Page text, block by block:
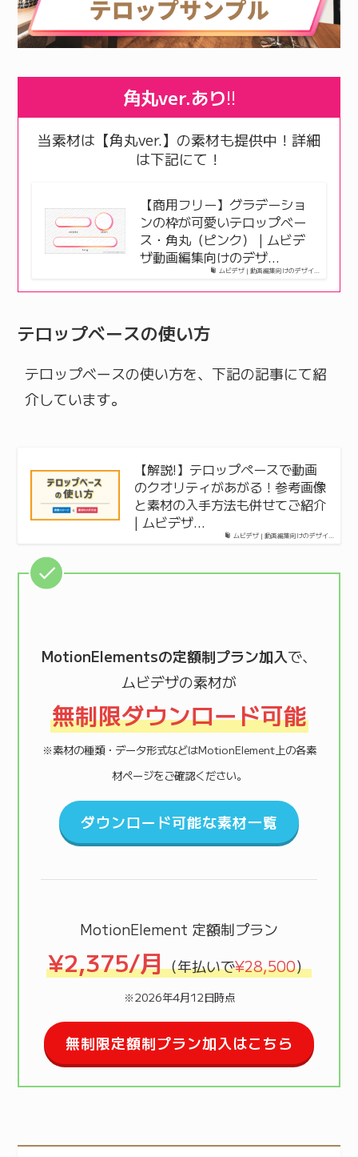
角丸ver.あり!!
当素材は【角丸ver.】の素材も提供中！詳細
は下記にて！
ムビデザ | 動画編集向けのデザイ…
【商用フリー】グラデーショ
ンの枠が可愛いテロップベー
ス・角丸（ピンク） | ムビデ
ザ動画編集向けのデザ…
テロップベースの使い方
テロップベースの使い方を、下記の記事にて紹
介しています。
ムビデザ | 動画編集向けのデザイ…
【解説!】テロップペースで動画
のクオリティがあがる！参考画像
と素材の入手方法も併せてご紹介
| ムビデザ…
MotionElementsの定額制プラン加入で、
ムビデザの素材が
無制限ダウンロード可能
※素材の種類・データ形式などはMotionElement上の各素
材ページをご確認ください。
ダウンロード可能な素材一覧
MotionElement 定額制プラン
¥2,375/月（年払いで¥28,500）
※2026年4月12日時点
無制限定額制プラン加入はこちら